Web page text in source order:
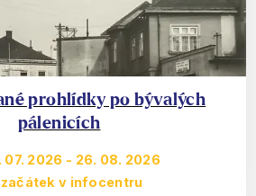
prohlídky po bývalých
pálenicích
07. 2026 - 26. 08. 2026
začátek v infocentru